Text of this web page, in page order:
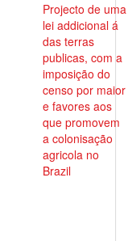
Projecto de uma
lei addicional á
das terras
publicas, com a
imposição do
censo por maior
e favores aos
que promovem
a colonisação
agricola no
Brazil